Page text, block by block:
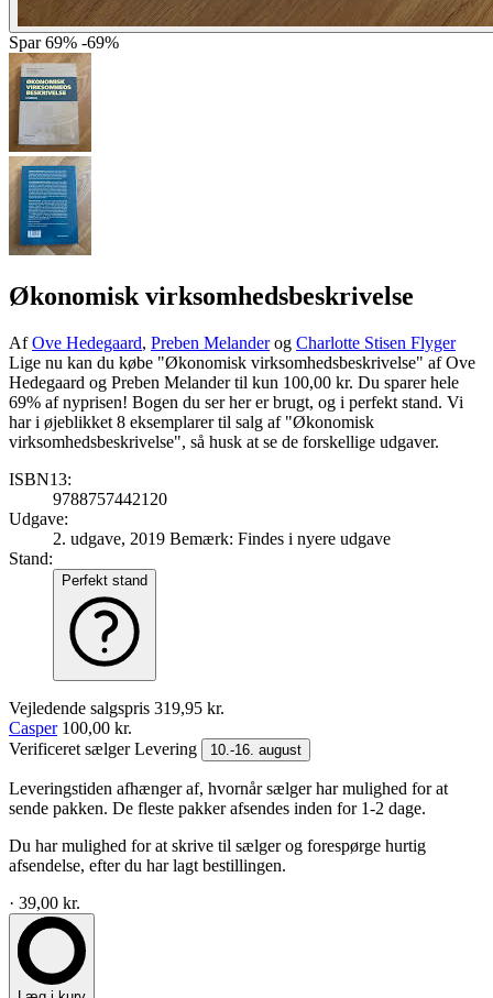
Spar 69% -69%
Økonomisk virksomhedsbeskrivelse
AfOve Hedegaard, Preben Melanderog Charlotte Stisen Flyger
Lige nu kan du købe "Økonomisk virksomhedsbeskrivelse" af Ove
Hedegaard og Preben Melander til kun 100,00 kr. Du sparer hele
69% af nyprisen! Bogen du ser her er brugt, og i perfekt stand. Vi
har i øjeblikket 8 eksemplarer til salg af "Økonomisk
virksomhedsbeskrivelse", så husk at se de forskellige udgaver.
ISBN13:
9788757442120
Udgave:
2. udgave, 2019 Bemærk: Findes i nyere udgave
Stand:
Perfekt stand
Vejledende salgspris 319,95 kr.
Casper 100,00 kr.
Verificeret sælgerLevering 10.-16. august
Leveringstiden afhænger af, hvornår sælger har mulighed for at
sende pakken. De fleste pakker afsendes inden for 1-2 dage.
Du har mulighed for at skrive til sælger og forespørge hurtig
afsendelse, efter du har lagt bestillingen.
· 39,00 kr.